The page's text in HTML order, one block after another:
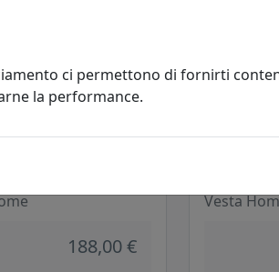
TAVOLO WAVE DISEGNO
188,00 €
LAMPADA DA
Vesta
ci permettono di fornirti
la performance.